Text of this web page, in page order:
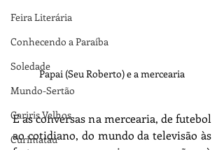
Feira Literária
Conhecendo a Paraíba
Soledade
Mundo-Sertão
Cariris Velhos
Curimataú
Papai (Seu Roberto) e a mercearia
E as conversas na mercearia, de futebol
ao cotidiano, do mundo da televisão às